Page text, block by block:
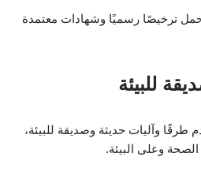
ترخيصًا رسميًا وشهادات معتمدة
للبيئة
وآليات حديثة وصديقة للبيئة،
الصحة وعلى البيئة.